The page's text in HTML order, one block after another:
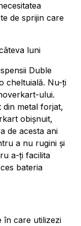
de sprijin care
luni
Duble
cheltuială. Nu-ți
ului.
din metal forjat,
obișnuit,
de acesta ani
a nu rugini și
a-ți facilita
bateria
în care utilizezi